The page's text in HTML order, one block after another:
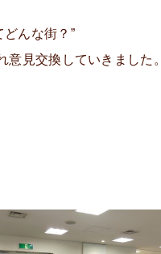
んな街？”
意見交換していきました。